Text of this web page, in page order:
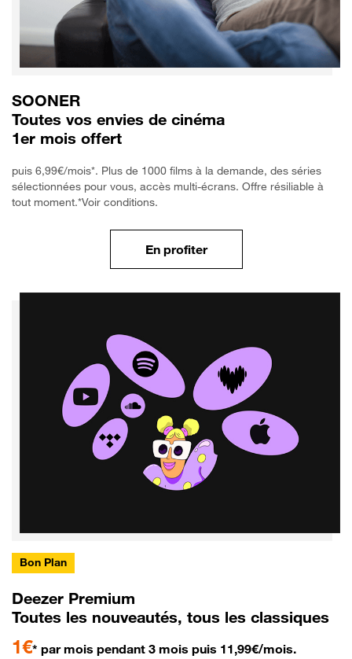
SOONER
Toutes vos envies de cinéma
1er mois offert
puis 6,99€/mois*. Plus de 1000 films à la demande, des séries
sélectionnées pour vous, accès multi-écrans. Offre résiliable à
tout moment.*Voir conditions.
En profiter
Bon Plan
Deezer Premium
Toutes les nouveautés, tous les classiques
1€* par mois pendant 3 mois puis 11,99€/mois.